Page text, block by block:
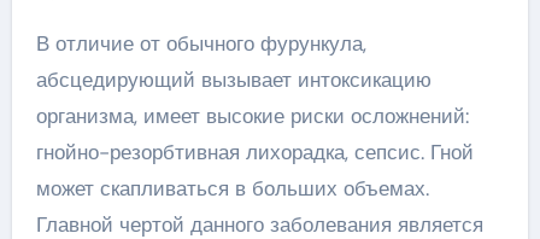
В отличие от обычного фурункула,
абсцедирующий вызывает интоксикацию
организма, имеет высокие риски осложнений:
гнойно-резорбтивная лихорадка, сепсис. Гной
может скапливаться в больших объемах.
Главной чертой данного заболевания является